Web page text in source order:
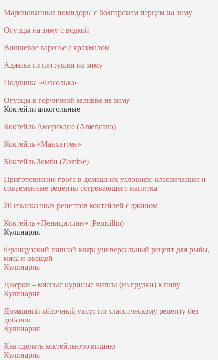
Маринованные помидоры с болгарским перцем на зиму
Огурцы на зиму с водкой
Вишневое варенье с крахмалом
Аджика из петрушки на зиму
Подливка «Фасолька»
Огурцы в горчичной заливке на зиму
Коктейли алкогольные
Коктейль Американо (Americano)
Коктейль «Манхэттен»
Коктейль Зомби (Zombie)
Приготовление грога в домашних условиях: классические и
современные рецепты согревающего напитка
20 изысканных рецептов коктейлей с джином
Коктейль «Пенициллин» (Penicillin)
Кулинария
Французский пивной кляр: универсальный рецепт для рыбы,
мяса и овощей
Кулинария
Джерки – мясные куриные чипсы (из грудки) к пиву
Кулинария
Домашний яблочный уксус по классическому рецепту без
добавок
Кулинария
Как сделать коктейльную вишню
Кулинария